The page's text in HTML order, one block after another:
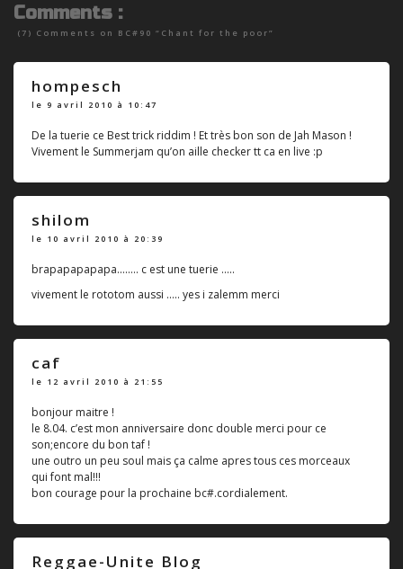
Comments :
(7) Comments on BC#90 “Chant for the poor”
hompesch
le 9 avril 2010 à 10:47
De la tuerie ce Best trick riddim ! Et très bon son de Jah Mason !
Vivement le Summerjam qu’on aille checker tt ca en live :p
shilom
le 10 avril 2010 à 20:39
brapapapapapa........ c est une tuerie .....
vivement le rototom aussi ..... yes i zalemm merci
caf
le 12 avril 2010 à 21:55
bonjour maitre !
le 8.04. c’est mon anniversaire donc double merci pour ce
son;encore du bon taf !
une outro un peu soul mais ça calme apres tous ces morceaux
qui font mal!!!
bon courage pour la prochaine bc#.cordialement.
Reggae-Unite Blog